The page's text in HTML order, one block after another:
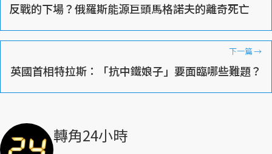
反戰的下場？俄羅斯能源巨頭馬格諾夫的離奇死亡
下一篇→
英國首相特拉斯：「抗中鐵娘子」要面臨哪些難題？
轉角24小時